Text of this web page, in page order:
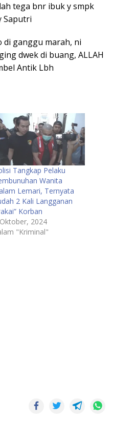
tega bnr ibuk y smpk
Saputri
di ganggu marah, ni
dwek di buang, ALLAH
Antik Lbh
Tangkap Pelaku
Wanita
Lemari, Ternyata
2 Kali Langganan
Korban
2024
"Kriminal"